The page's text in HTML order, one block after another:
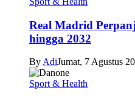
Real Madrid
hingga 2032
By AdiJumat, 7 Agustus
Sport & Health